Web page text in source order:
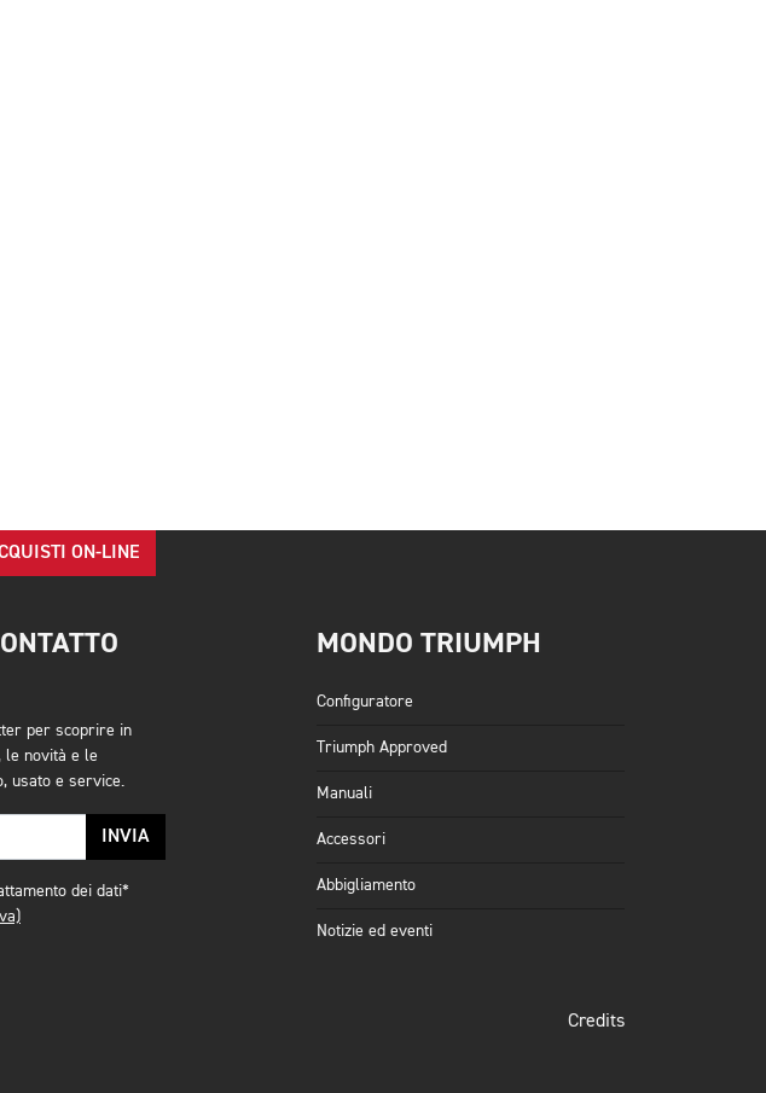
ON-LINE
per scoprire in
le novità e le
usato e service.
INVIA
dei dati*
MONDO TRIUMPH
Configuratore
Triumph Approved
Manuali
Accessori
Abbigliamento
Notizie ed eventi
Credits